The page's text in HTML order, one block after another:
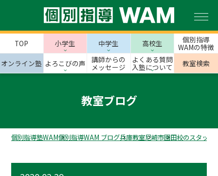
TOP 小学生 中学生 高校生
個別指導
WAMの特徴
オンライン塾 よろこびの声
講師からの
メッセージ
よくある質問
入塾について
教室検索
教室ブログ
個別指導塾WAM個別指導WAM ブログ兵庫教室尼崎市園田校のスタッフ